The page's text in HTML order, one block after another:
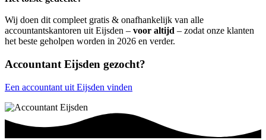
Wij doen dit compleet gratis & onafhankelijk van alle
accountantskantoren uit Eijsden – voor altijd – zodat onze klanten
het beste geholpen worden in 2026 en verder.
Accountant Eijsden gezocht?
Een accountant uit Eijsden vinden